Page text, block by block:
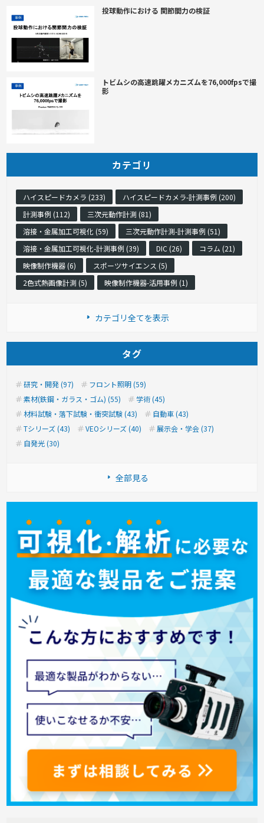
投球動作における 関節間力の検証
トビムシの高速跳躍メカニズムを76,000fpsで撮
影
カテゴリ
ハイスピードカメラ (233)
ハイスピードカメラ-計測事例 (200)
計測事例 (112)
三次元動作計測 (81)
溶接・金属加工可視化 (59)
三次元動作計測-計測事例 (51)
溶接・金属加工可視化-計測事例 (39)
DIC (26)
コラム (21)
映像制作機器 (6)
スポーツサイエンス (5)
2色式熱画像計測 (5)
映像制作機器-活用事例 (1)
カテゴリ全てを表示
タグ
研究・開発 (97)
フロント照明 (59)
素材(鉄鋼・ガラス・ゴム) (55)
学術 (45)
材料試験・落下試験・衝突試験 (43)
自動車 (43)
Tシリーズ (43)
VEOシリーズ (40)
展示会・学会 (37)
自発光 (30)
全部見る